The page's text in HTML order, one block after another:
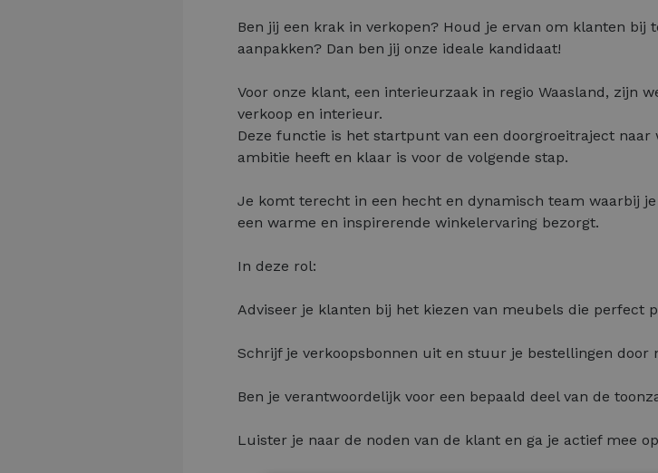
Ben jij een krak in verkopen? Houd je ervan om klanten bij
aanpakken? Dan ben jij onze ideale kandidaat!
Voor onze klant, een interieurzaak in regio Waasland, zijn
verkoop en interieur.
Deze functie is het startpunt van een doorgroeitraject
ambitie heeft en klaar is voor de volgende stap.
Je komt terecht in een hecht en dynamisch team waarbij
een warme en inspirerende winkelervaring bezorgt.
In deze rol:
Adviseer je klanten bij het kiezen van meubels die perfect
Schrijf je verkoopsbonnen uit en stuur je bestellingen door
Ben je verantwoordelijk voor een bepaald deel van de
Luister je naar de noden van de klant en ga je actief mee